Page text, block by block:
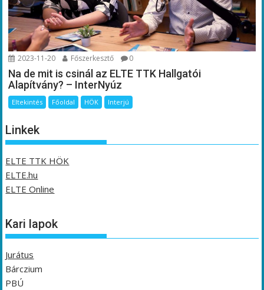
2023-11-20 Főszerkesztő 0
Na de mit is csinál az ELTE TTK Hallgatói
Alapítvány? – InterNyúz
Eltekintés Főoldal HÖK Interjú
Linkek
ELTE TTK HÖK
ELTE.hu
ELTE Online
Kari lapok
Jurátus
Bárczium
PBÚ